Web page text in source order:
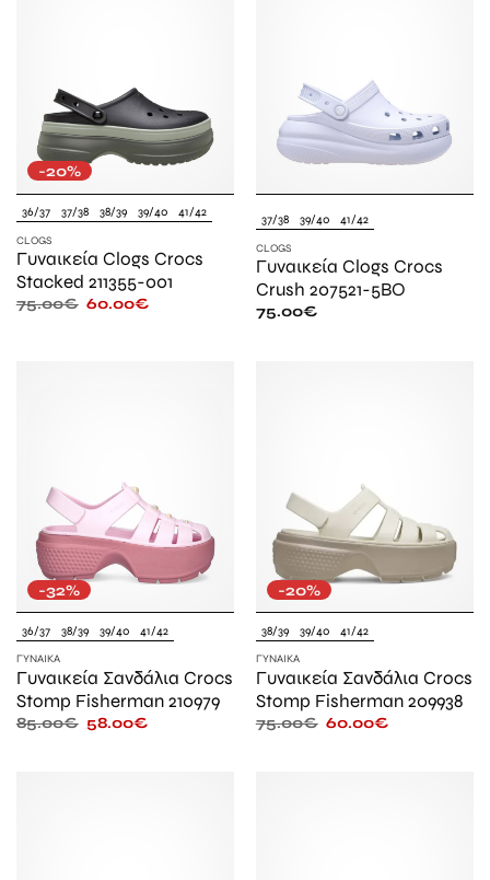
-20%
36/37 37/38 38/39 39/40 41/42
CLOGS
Γυναικεία Clogs Crocs
Stacked 211355-001
75.00€ 60.00€
37/38 39/40 41/42
CLOGS
Γυναικεία Clogs Crocs
Crush 207521-5BO
75.00€
-32%
36/37 38/39 39/40 41/42
ΓΥΝΑΊΚΑ
Γυναικεία Σανδάλια Crocs
Stomp Fisherman 210979
85.00€ 58.00€
-20%
38/39 39/40 41/42
ΓΥΝΑΊΚΑ
Γυναικεία Σανδάλια Crocs
Stomp Fisherman 209938
75.00€ 60.00€